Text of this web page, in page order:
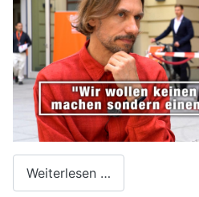
Weiterlesen …